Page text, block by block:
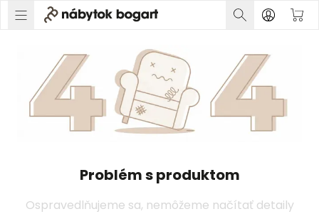
Problém s produktom
Ospravedlňujeme sa, nemôžeme načítať detaily